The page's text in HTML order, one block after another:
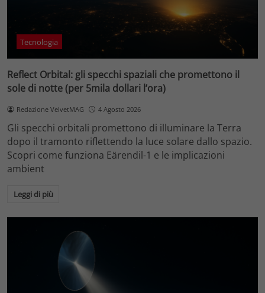
Tecnologia
Reflect Orbital: gli specchi spaziali che promettono il
sole di notte (per 5mila dollari l’ora)
Redazione VelvetMAG 4 Agosto 2026
Gli specchi orbitali promettono di illuminare la Terra
dopo il tramonto riflettendo la luce solare dallo spazio.
Scopri come funziona Eärendil-1 e le implicazioni
ambient
Leggi di più